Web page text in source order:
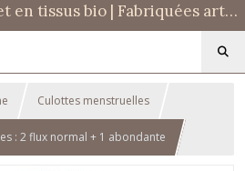
Créations zéro déchet en tissus bio | Fabriquées artisanalement à Mont-Dauphin (05)
Culottes menstruelles
: 2 flux normal + 1 abondante